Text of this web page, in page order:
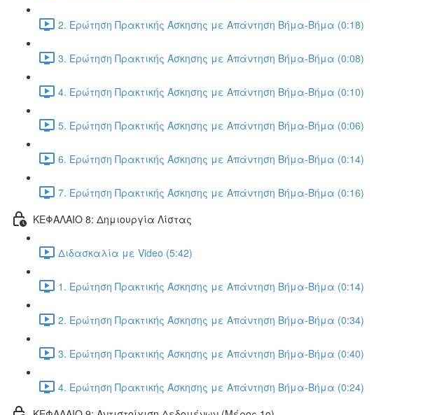
2. Ερώτηση Πρακτικής Άσκησης με Απάντηση Βήμα-Βήμα (0:18)
3. Ερώτηση Πρακτικής Άσκησης με Απάντηση Βήμα-Βήμα (0:08)
4. Ερώτηση Πρακτικής Άσκησης με Απάντηση Βήμα-Βήμα (0:10)
5. Ερώτηση Πρακτικής Άσκησης με Απάντηση Βήμα-Βήμα (0:06)
6. Ερώτηση Πρακτικής Άσκησης με Απάντηση Βήμα-Βήμα (0:14)
7. Ερώτηση Πρακτικής Άσκησης με Απάντηση Βήμα-Βήμα (0:16)
ΚΕΦΑΛΑΙΟ 8: Δημιουργία Λίστας
Διδασκαλία με Video (5:42)
1. Ερώτηση Πρακτικής Άσκησης με Απάντηση Βήμα-Βήμα (0:14)
2. Ερώτηση Πρακτικής Άσκησης με Απάντηση Βήμα-Βήμα (0:34)
3. Ερώτηση Πρακτικής Άσκησης με Απάντηση Βήμα-Βήμα (0:40)
4. Ερώτηση Πρακτικής Άσκησης με Απάντηση Βήμα-Βήμα (0:24)